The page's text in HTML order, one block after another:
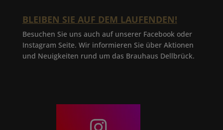
BLEIBEN SIE AUF DEM LAUFENDEN!
Besuchen Sie uns auch auf unserer Facebook oder
Instagram Seite. Wir informieren Sie über Aktionen
und Neuigkeiten rund um das Brauhaus Dellbrück.